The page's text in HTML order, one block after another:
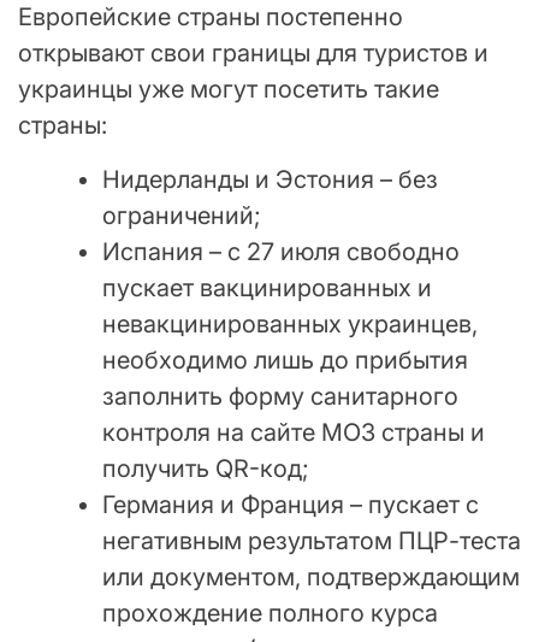
Европейские страны постепенно
открывают свои границы для туристов и
украинцы уже могут посетить такие
страны:
Нидерланды и Эстония – без
ограничений;
Испания – c 27 июля свободно
пускает вакцинированных и
невакцинированных украинцев,
необходимо лишь до прибытия
заполнить форму санитарного
контроля на сайте МОЗ страны и
получить QR-код;
Германия и Франция – пускает с
негативным результатом ПЦР-теста
или документом, подтверждающим
прохождение полного курса